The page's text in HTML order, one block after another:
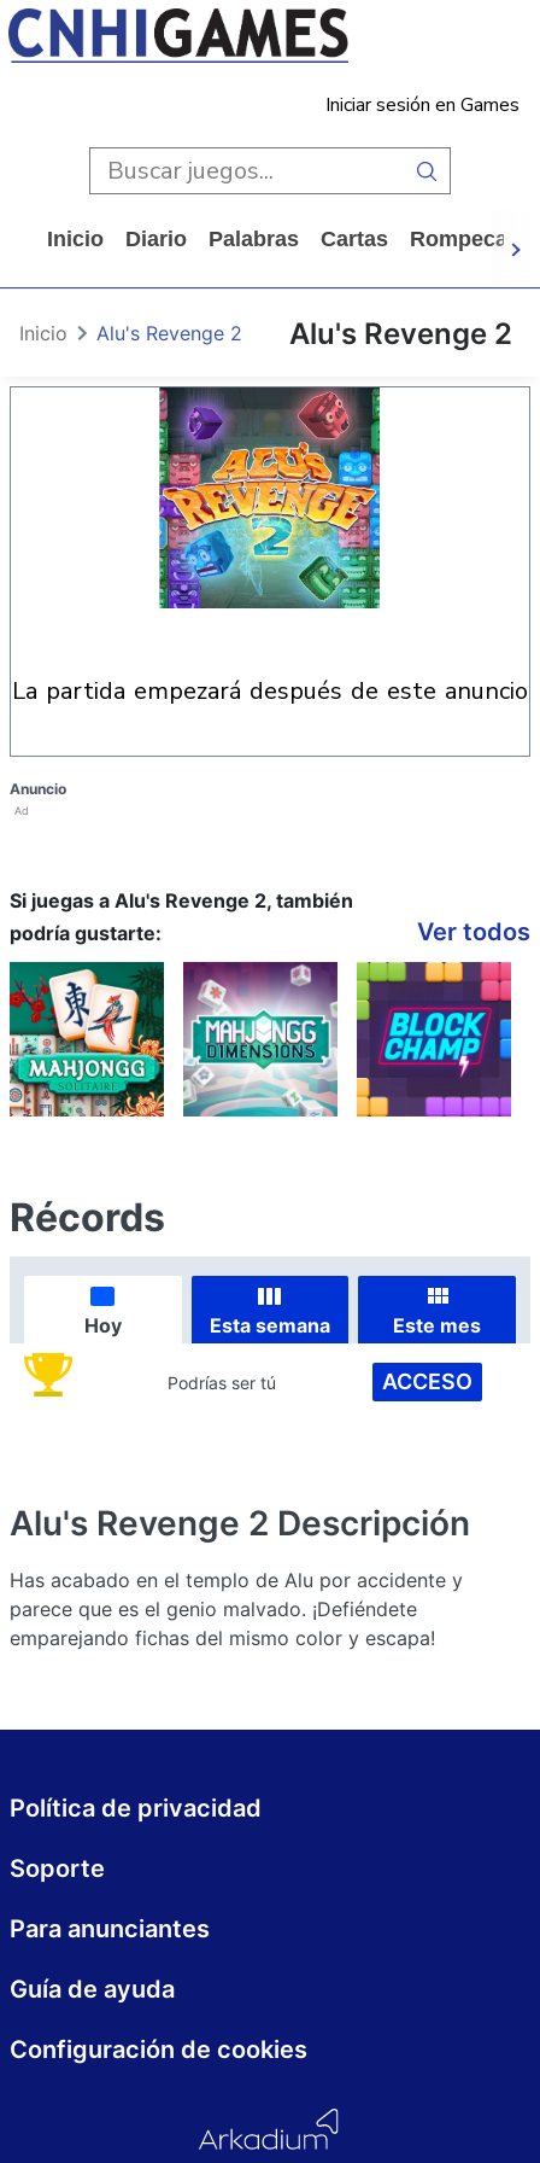
Iniciar sesión en Games
Inicio Diario Palabras Cartas
Alu's Revenge 2
Inicio Alu's Revenge 2
la partida empezará después de este anuncio
Anuncio
Ad
Si juegas a Alu's Revenge 2, también
podría gustarte:
Ver todos
Récords
Hoy Esta semana Este mes
Podrías ser tú ACCESO
Alu's Revenge 2 Descripción
Has acabado en el templo de Alu por accidente y
parece que es el genio malvado. ¡Defiéndete
emparejando fichas del mismo color y escapa!
Política de privacidad
Soporte
Para anunciantes
Guía de ayuda
Configuración de cookies